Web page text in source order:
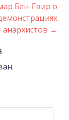
Бен-Гвир о
анархистов →